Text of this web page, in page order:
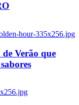
hour-335x256.jpg
Verão que